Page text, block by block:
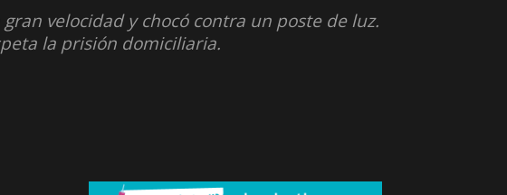
velocidad y chocó contra un poste de luz.
la prisión domiciliaria.